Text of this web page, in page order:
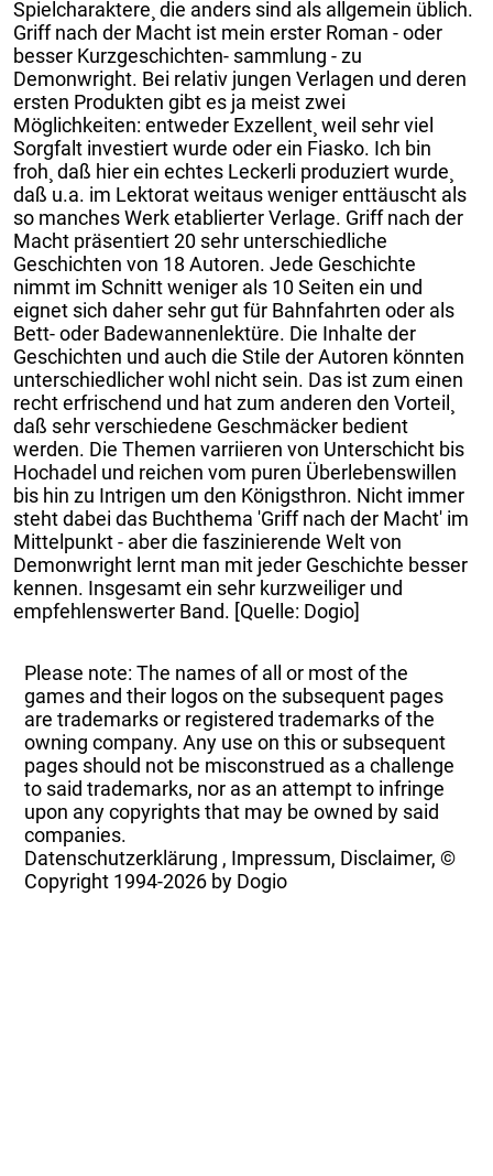
Spielcharaktere¸ die anders sind als allgemein üblich.
Griff nach der Macht ist mein erster Roman - oder
besser Kurzgeschichten- sammlung - zu
Demonwright. Bei relativ jungen Verlagen und deren
ersten Produkten gibt es ja meist zwei
Möglichkeiten: entweder Exzellent¸ weil sehr viel
Sorgfalt investiert wurde oder ein Fiasko. Ich bin
froh¸ daß hier ein echtes Leckerli produziert wurde¸
daß u.a. im Lektorat weitaus weniger enttäuscht als
so manches Werk etablierter Verlage. Griff nach der
Macht präsentiert 20 sehr unterschiedliche
Geschichten von 18 Autoren. Jede Geschichte
nimmt im Schnitt weniger als 10 Seiten ein und
eignet sich daher sehr gut für Bahnfahrten oder als
Bett- oder Badewannenlektüre. Die Inhalte der
Geschichten und auch die Stile der Autoren könnten
unterschiedlicher wohl nicht sein. Das ist zum einen
recht erfrischend und hat zum anderen den Vorteil¸
daß sehr verschiedene Geschmäcker bedient
werden. Die Themen varriieren von Unterschicht bis
Hochadel und reichen vom puren Überlebenswillen
bis hin zu Intrigen um den Königsthron. Nicht immer
steht dabei das Buchthema 'Griff nach der Macht' im
Mittelpunkt - aber die faszinierende Welt von
Demonwright lernt man mit jeder Geschichte besser
kennen. Insgesamt ein sehr kurzweiliger und
empfehlenswerter Band. [Quelle: Dogio]
Please note: The names of all or most of the
games and their logos on the subsequent pages
are trademarks or registered trademarks of the
owning company. Any use on this or subsequent
pages should not be misconstrued as a challenge
to said trademarks, nor as an attempt to infringe
upon any copyrights that may be owned by said
companies.
Datenschutzerklärung , Impressum, Disclaimer, ©
Copyright 1994-2026 by Dogio